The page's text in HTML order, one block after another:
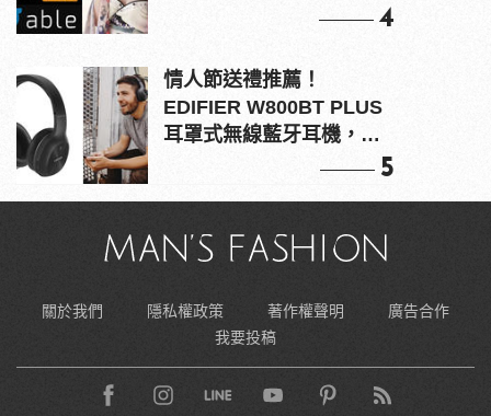
4
情人節送禮推薦！
EDIFIER W800BT PLUS
耳罩式無線藍牙耳機，在
5
關於我們 隱私權政策 著作權聲明
廣告合作
我要投稿